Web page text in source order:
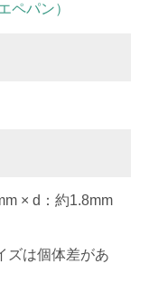
ペパン）
× d：約1.8mm
ズは個体差があ